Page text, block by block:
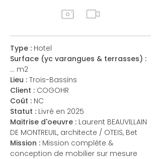
Type : Hotel
Surface (yc varangues & terrasses) :
... m2
Lieu : Trois-Bassins
Client : COGOHR
Coût : NC
Statut : Livré en 2025
Maitrise d'oeuvre : Laurent BEAUVILLAIN
DE MONTREUIL, architecte / OTEIS, Bet
Mission : Mission complète &
conception de mobilier sur mesure